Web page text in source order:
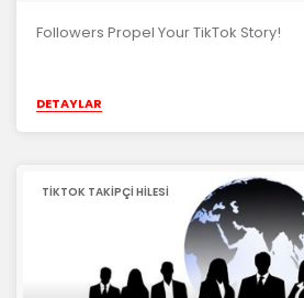
Followers Propel Your TikTok Story!
DETAYLAR
TIKTOK TAKIPÇI HILESI